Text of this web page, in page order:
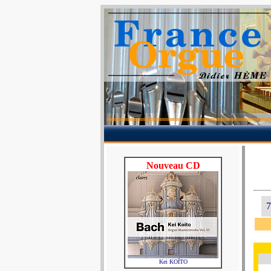
Nouveau CD
Kei KOÏTO